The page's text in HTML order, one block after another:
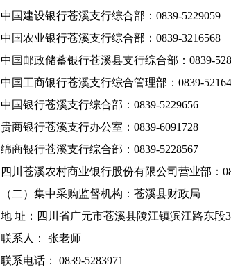
中国建设银行苍溪支行综合部：0839-5229059
中国农业银行苍溪支行综合部：0839-3216568
中国邮政储蓄银行苍溪县支行综合部：0839-
中国工商银行苍溪支行综合管理部：0839-
中国银行苍溪支行综合部：0839-5229656
贵商银行苍溪支行办公室：0839-6091728
绵商银行苍溪支行综合部：0839-5228567
四川苍溪农村商业银行股份有限公司营业部：
（二）集中采购监督机构：苍溪县财政局
地 址：四川省广元市苍溪县陵江镇滨江路东段
联系人： 张老师
联系电话： 0839-5283971